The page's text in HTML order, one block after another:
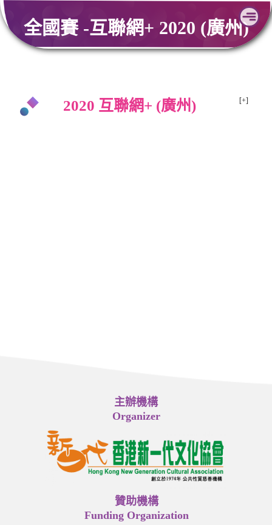
Skip
to
content
全國賽 -互聯網+ 2020 (廣州)
2020 互聯網+ (廣州)
主辦機構
Organizer
贊助機構
Funding Organization